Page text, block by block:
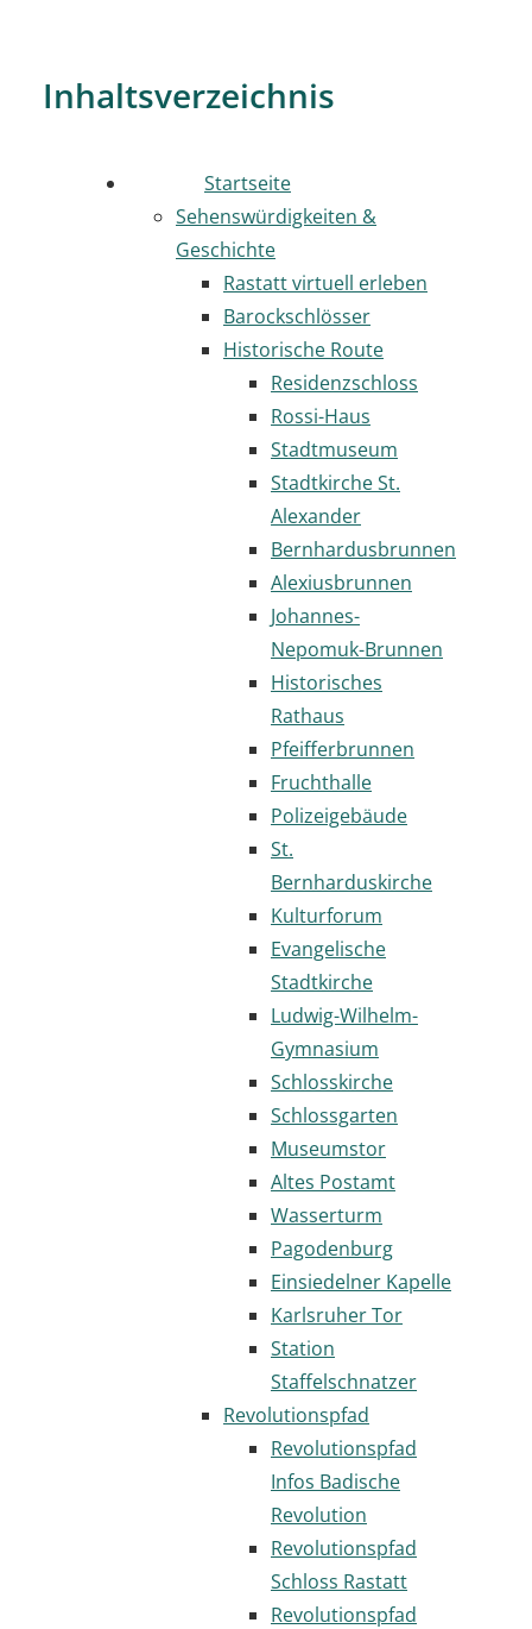
Inhaltsverzeichnis
Startseite
Sehenswürdigkeiten &
Geschichte
Rastatt virtuell erleben
Barockschlösser
Historische Route
Residenzschloss
Rossi-Haus
Stadtmuseum
Stadtkirche St.
Alexander
Bernhardusbrunnen
Alexiusbrunnen
Johannes-
Nepomuk-Brunnen
Historisches
Rathaus
Pfeifferbrunnen
Fruchthalle
Polizeigebäude
St.
Bernharduskirche
Kulturforum
Evangelische
Stadtkirche
Ludwig-Wilhelm-
Gymnasium
Schlosskirche
Schlossgarten
Museumstor
Altes Postamt
Wasserturm
Pagodenburg
Einsiedelner Kapelle
Karlsruher Tor
Station
Staffelschnatzer
Revolutionspfad
Revolutionspfad
Infos Badische
Revolution
Revolutionspfad
Schloss Rastatt
Revolutionspfad